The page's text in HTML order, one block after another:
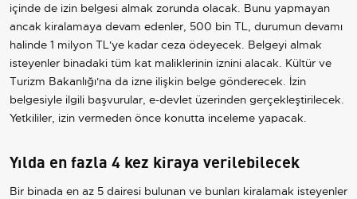
içinde de izin belgesi almak zorunda olacak. Bunu yapmayan
ancak kiralamaya devam edenler, 500 bin TL, durumun devamı
halinde 1 milyon TL'ye kadar ceza ödeyecek. Belgeyi almak
isteyenler binadaki tüm kat maliklerinin iznini alacak. Kültür ve
Turizm Bakanlığı'na da izne ilişkin belge gönderecek. İzin
belgesiyle ilgili başvurular, e-devlet üzerinden gerçekleştirilecek.
Yetkililer, izin vermeden önce konutta inceleme yapacak.
Yılda en fazla 4 kez kiraya verilebilecek
Bir binada en az 5 dairesi bulunan ve bunları kiralamak isteyenler